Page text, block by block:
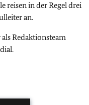
reisen in der Regel drei
an.
Redaktionsteam